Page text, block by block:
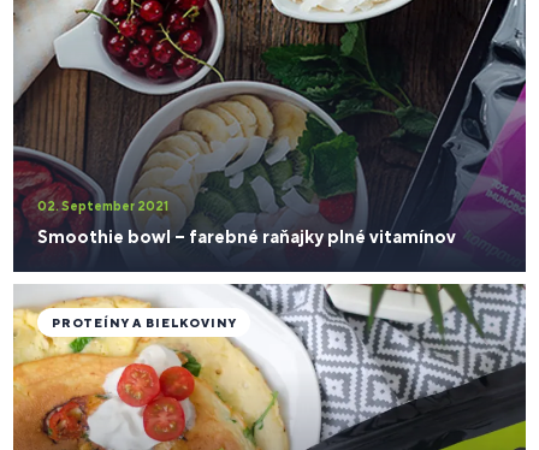
02. September 2021
Smoothie bowl – farebné raňajky plné vitamínov
PROTEÍNY A BIELKOVINY